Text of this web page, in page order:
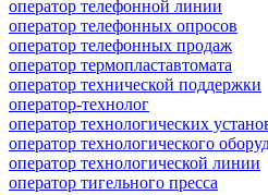
оператор телефонной линии
оператор телефонных опросов
оператор телефонных продаж
оператор термопластавтомата
оператор технической поддержки
оператор-технолог
оператор технологических
оператор технологического
оператор технологической линии
оператор тигельного пресса